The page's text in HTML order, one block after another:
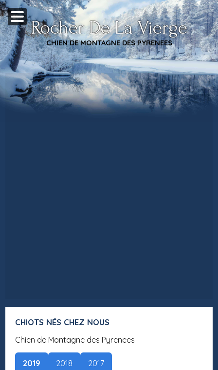
Rocher De La Vierge
CHIEN DE MONTAGNE DES PYRENEES
CHIOTS NÉS CHEZ NOUS
Chien de Montagne des Pyrenees
2019 2018 2017